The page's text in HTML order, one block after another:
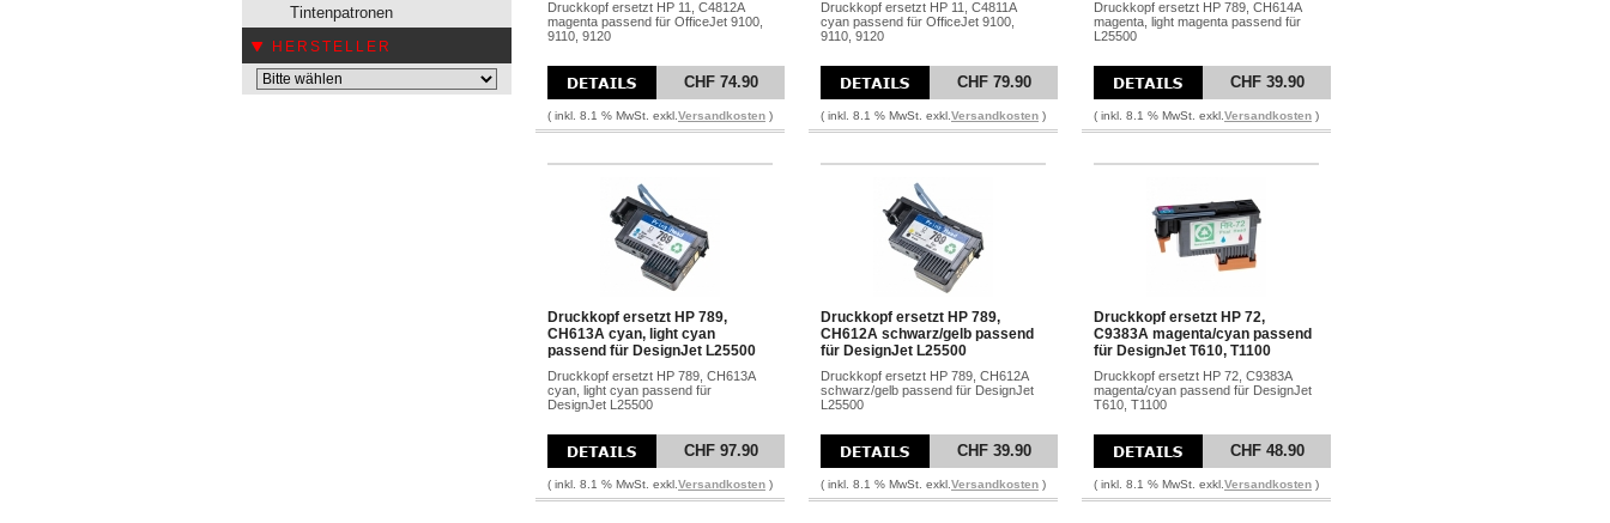
Tintenpatronen
HERSTELLER
Druckkopf ersetzt HP 11, C4812A
magenta passend für OfficeJet 9100,
9110, 9120
CHF 74.90
( inkl. 8.1 % MwSt. exkl. Versandkosten )
Druckkopf ersetzt HP 11, C4811A
cyan passend für OfficeJet 9100,
9110, 9120
CHF 79.90
( inkl. 8.1 % MwSt. exkl. Versandkosten )
Druckkopf ersetzt HP 789, CH614A
magenta, light magenta passend für
L25500
CHF 39.90
( inkl. 8.1 % MwSt. exkl. Versandkosten )
Druckkopf ersetzt HP 789,
CH613A cyan, light cyan
passend für DesignJet L25500
Druckkopf ersetzt HP 789, CH613A
cyan, light cyan passend für
DesignJet L25500
CHF 97.90
( inkl. 8.1 % MwSt. exkl. Versandkosten )
Druckkopf ersetzt HP 789,
CH612A schwarz/gelb passend
für DesignJet L25500
Druckkopf ersetzt HP 789, CH612A
schwarz/gelb passend für DesignJet
L25500
CHF 39.90
( inkl. 8.1 % MwSt. exkl. Versandkosten )
Druckkopf ersetzt HP 72,
C9383A magenta/cyan passend
für DesignJet T610, T1100
Druckkopf ersetzt HP 72, C9383A
magenta/cyan passend für DesignJet
T610, T1100
CHF 48.90
( inkl. 8.1 % MwSt. exkl. Versandkosten )